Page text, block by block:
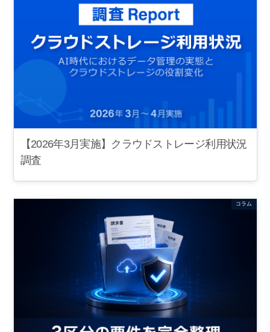
【2026年3月実施】クラウドストレージ利用状況
調査
コラム